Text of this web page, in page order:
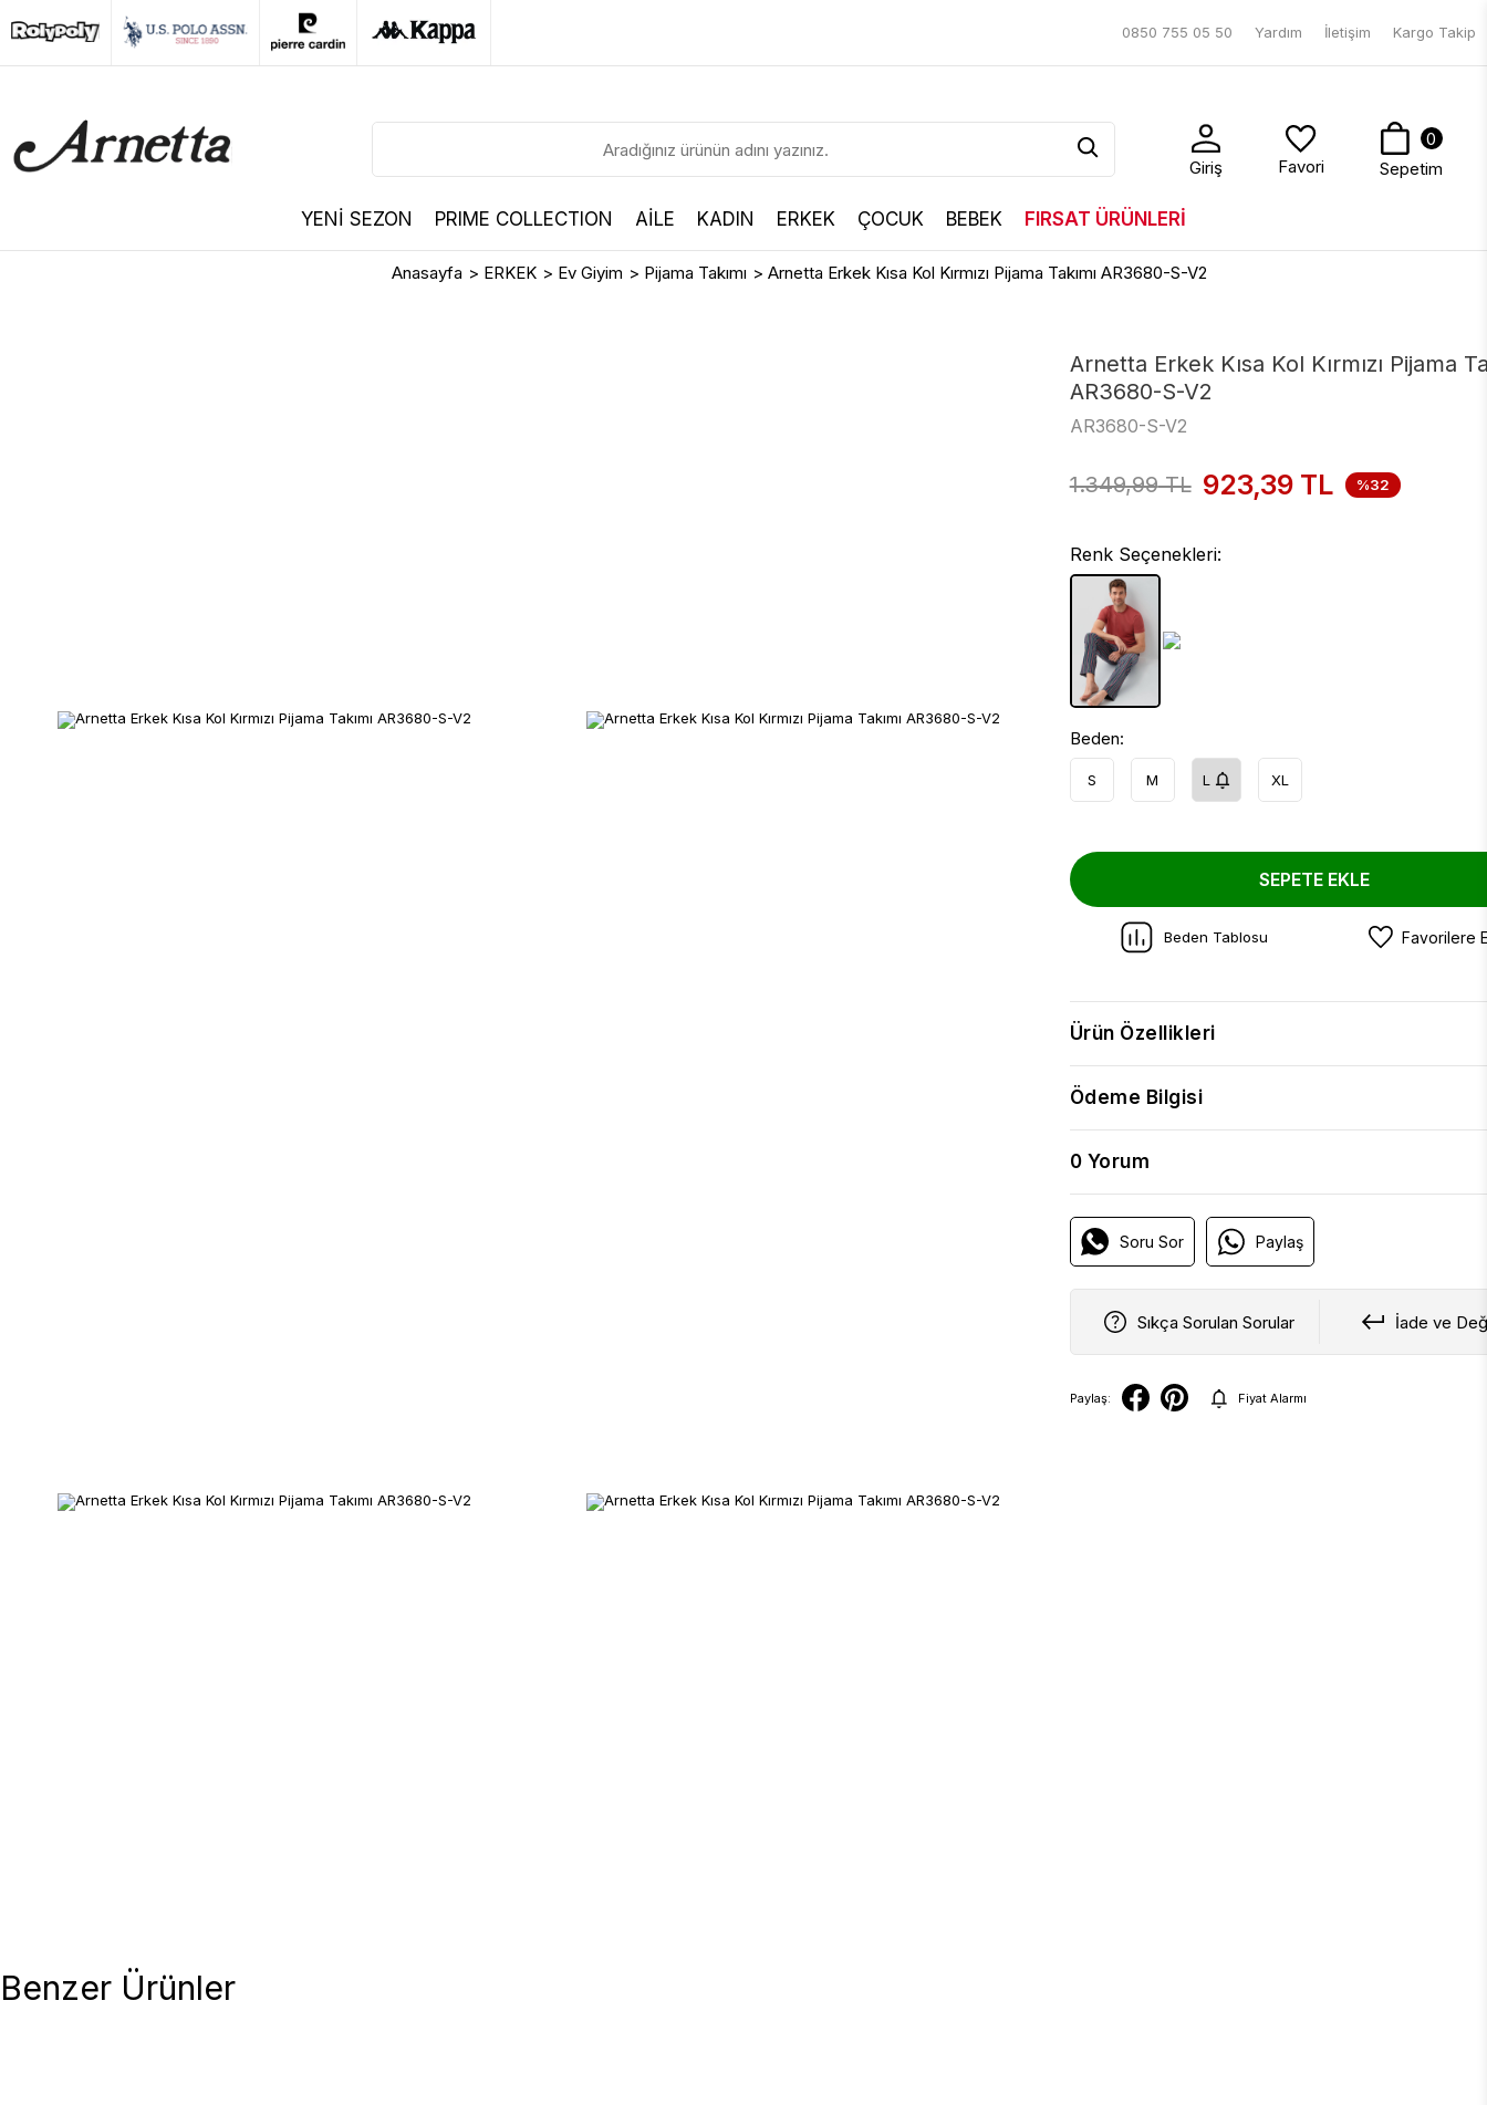
0850 755 05 50 Yardım İletişim Kargo Takip
Giriş Favori
0
Sepetim
YENİ SEZON PRIME COLLECTION AİLE KADIN ERKEK ÇOCUK BEBEK FIRSAT ÜRÜNLERİ
Anasayfa > ERKEK > Ev Giyim > Pijama Takımı > Arnetta Erkek Kısa Kol Kırmızı Pijama Takımı AR3680-S-V2
Arnetta Erkek Kısa Kol Kırmızı Pijama
AR3680-S-V2
AR3680-S-V2
1.349,99TL 923,39TL %32
Renk Seçenekleri:
Beden:
S M L XL
SEPETE EKLE
Beden Tablosu Favorilere
Ürün Özellikleri
Ödeme Bilgisi
0 Yorum
Soru Sor Paylaş
Sıkça Sorulan Sorular İade ve
Paylaş: Fiyat Alarmı
Benzer Ürünler